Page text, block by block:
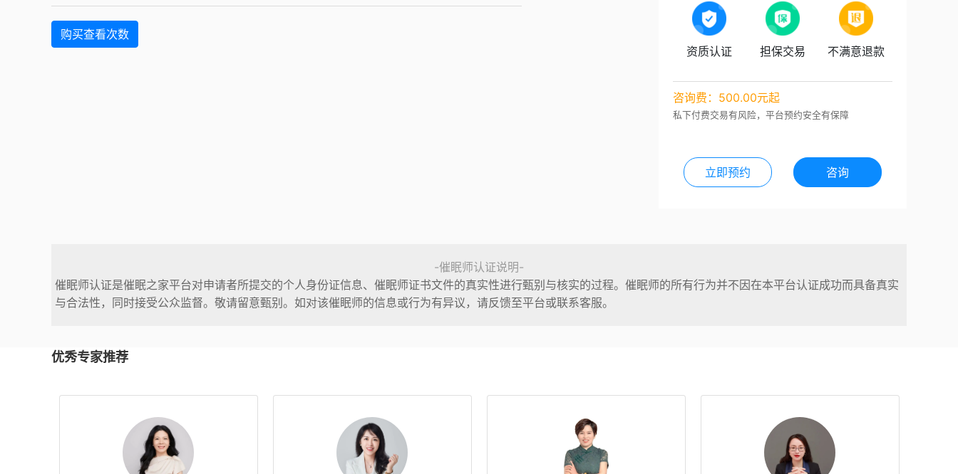
购买查看次数
资质认证
担保交易 不满意退款
咨询费：500.00元起
私下付费交易有风险，平台预约安全有保障
立即预约 咨询
-催眠师认证说明-
催眠师认证是催眠之家平台对申请者所提交的个人身份证信息、催眠师证书文件的真实性进行甄别与核实的过程。催眠师的所有行为并不因在本平台认证成功而具备真实
与合法性，同时接受公众监督。敬请留意甄别。如对该催眠师的信息或行为有异议，请反馈至平台或联系客服。
优秀专家推荐